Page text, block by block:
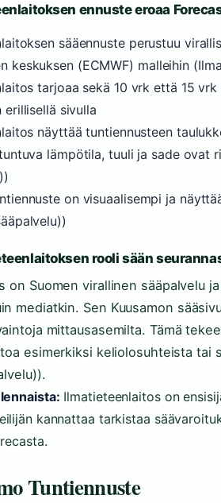
ennuste eroaa
sääennuste perustuu
keskuksen (ECMWF) malleihin
tarjoaa sekä 10 vrk että 15
erillisellä sivulla
näyttää tuntiennusteen
lämpötila, tuuli ja sade ovat
on visuaalisempi ja
rooli sään
on Suomen virallinen sääpalvelu
mediatkin. Sen Kuusamon
mittausasemilta. Tämä
esimerkiksi keliolosuhteista tai
Ilmatieteenlaitos on
kannattaa tarkistaa
Tuntiennuste